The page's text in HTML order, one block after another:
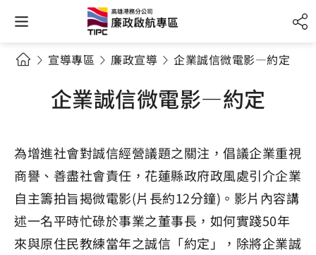
宣導專區 廉政宣導 企業誠信微電影—約定
企業誠信微電影—約定
為增進社會對誠信經營議題之關注，倡議企業重視
商譽、善盡社會責任，花蓮縣政府政風處引介企業
自主籌拍旨揭微電影(片長約12分鐘)。影片內容講
述一名平時忙碌於事業之董事長，如何實踐50年
來與原住民教練當年之誠信「約定」，除將企業誠